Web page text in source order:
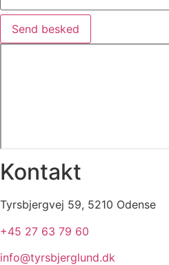
Send besked
Kontakt
Tyrsbjergvej 59, 5210 Odense​​​
+45 27 63 79 60​
info@tyrsbjerglund.dk